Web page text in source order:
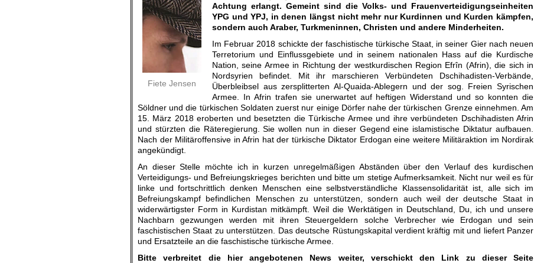
Fiete Jensen
Achtung erlangt. Gemeint sind die Volks- und Frauenverteidigungseinheiten
YPG und YPJ, in denen längst nicht mehr nur Kurdinnen und Kurden kämpfen,
sondern auch Araber, Turkmeninnen, Christen und andere Minderheiten.
Im Februar 2018 schickte der faschistische türkische Staat, in seiner Gier nach neuen
Terretorium und Einflussgebiete und in seinem nationalen Hass auf die Kurdische
Nation, seine Armee in Richtung der westkurdischen Region Efrîn (Afrin), die sich in
Nordsyrien befindet. Mit ihr marschieren Verbündeten Dschihadisten-Verbände,
Überbleibsel aus zersplitterten Al-Quaida-Ablegern und der sog. Freien Syrischen
Armee. In Afrin trafen sie unerwartet auf heftigen Widerstand und so konnten die
Söldner und die türkischen Soldaten zuerst nur einige Dörfer nahe der türkischen Grenze einnehmen. Am
15. März 2018 eroberten und besetzten die Türkische Armee und ihre verbündeten Dschihadisten Afrin
und stürzten die Räteregierung. Sie wollen nun in dieser Gegend eine islamistische Diktatur aufbauen.
Nach der Militäroffensive in Afrin hat der türkische Diktator Erdogan eine weitere Militäraktion im Nordirak
angekündigt.
An dieser Stelle möchte ich in kurzen unregelmäßigen Abständen über den Verlauf des kurdischen
Verteidigungs- und Befreiungskrieges berichten und bitte um stetige Aufmerksamkeit. Nicht nur weil es für
linke und fortschrittlich denken Menschen eine selbstverständliche Klassensolidarität ist, alle sich im
Befreiungskampf befindlichen Menschen zu unterstützen, sondern auch weil der deutsche Staat in
widerwärtigster Form in Kurdistan mitkämpft. Weil die Werktätigen in Deutschland, Du, ich und unsere
Nachbarn gezwungen werden mit ihren Steuergeldern solche Verbrecher wie Erdogan und sein
faschistischen Staat zu unterstützen. Das deutsche Rüstungskapital verdient kräftig mit und liefert Panzer
und Ersatzteile an die faschistische türkische Armee.
Bitte verbreitet die hier angebotenen News weiter, verschickt den Link zu dieser Seite